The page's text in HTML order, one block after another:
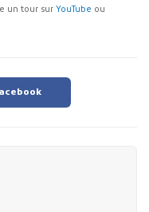
un tour sur YouTube ou